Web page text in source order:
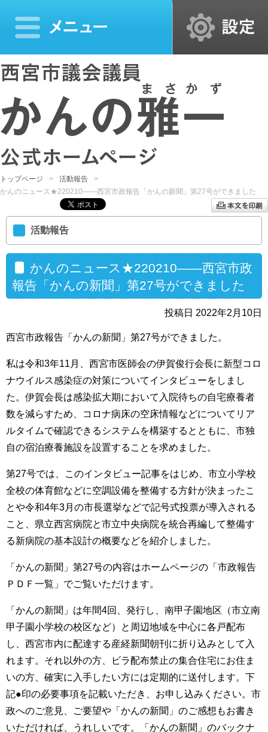
トップページ
活動報告
かんのニュース★220210――西宮市政報告「かんの新聞」第27号ができました
活動報告
かんのニュース★220210――西宮市政
報告「かんの新聞」第27号ができました
投稿日 2022年2月10日
西宮市政報告「かんの新聞」第27号ができました。
私は令和3年11月、西宮市医師会の伊賀俊行会長に新型コロ
ナウイルス感染症の対策についてインタビューをしまし
た。伊賀会長は感染拡大期において入院待ちの自宅療養者
数を減らすため、コロナ病床の空床情報などについてリア
ルタイムで確認できるシステムを構築するとともに、市独
自の宿泊療養施設を設置することを求めました。
第27号では、このインタビュー記事をはじめ、市立小学校
全校の体育館などに空調設備を整備する方針が決まったこ
とや令和4年3月の市長選挙などで記号式投票が導入される
こと、県立西宮病院と市立中央病院を統合再編して整備す
る新病院の基本設計の概要などを紹介しました。
「かんの新聞」第27号の内容はホームページの「市政報告
ＰＤＦ一覧」でご覧いただけます。
「かんの新聞」は年間4回、発行し、南甲子園地区（市立南
甲子園小学校の校区など）と周辺地域を中心に各戸配布
し、西宮市内に配達する産経新聞朝刊に折り込みとして入
れます。それ以外の方、ビラ配布禁止の集合住宅にお住ま
いの方、確実に入手したい方には定期的に送付します。下
記●印の必要事項を記載いただき、お申し込みください。市
政へのご意見、ご要望や「かんの新聞」のご感想もお書き
いただければ、うれしいです。「かんの新聞」のバックナ